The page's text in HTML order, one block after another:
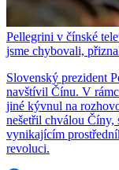
Pellegrini v čínské
jsme chybovali,
Slovenský prezident
navštívil Čínu. V
jiné kývnul na
nešetřil chválou Číny,
vynikajícím
revoluci.